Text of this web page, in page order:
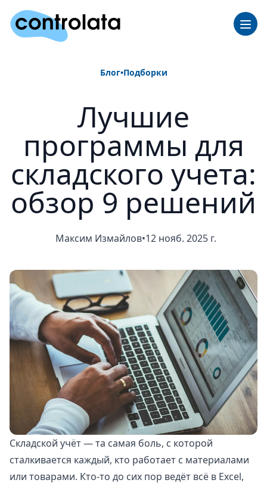
Блог•Подборки
Лучшие
программы для
складского учета:
обзор 9 решений
Максим Измайлов•12 нояб. 2025 г.
Складской учёт — та самая боль, с которой
сталкивается каждый, кто работает с материалами
или товарами. Кто-то до сих пор ведёт всё в Excel,